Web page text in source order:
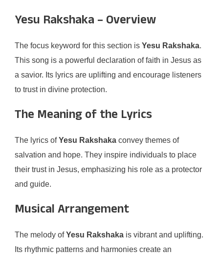
Yesu Rakshaka – Overview
The focus keyword for this section is Yesu Rakshaka.
This song is a powerful declaration of faith in Jesus as
a savior. Its lyrics are uplifting and encourage listeners
to trust in divine protection.
The Meaning of the Lyrics
The lyrics ofYesu Rakshaka convey themes of
salvation and hope. They inspire individuals to place
their trust in Jesus, emphasizing his role as a protector
and guide.
Musical Arrangement
The melody ofYesu Rakshaka is vibrant and uplifting.
Its rhythmic patterns and harmonies create an